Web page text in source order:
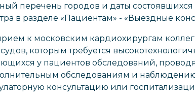
перечень городов и даты
в разделе «Пациентам» - «Выездные
к московским кардиохирургам
которым требуется
у пациентов обследований,
обследованиям и наблюдению
консультацию или